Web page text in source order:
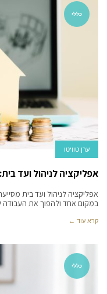
כללי
ערן טוויטו
אפליקציה לניהול ועד
אפליקציה לניהול ועד בית
במקום אחד ולהפוך את העבודה
קרא עוד ←
כללי